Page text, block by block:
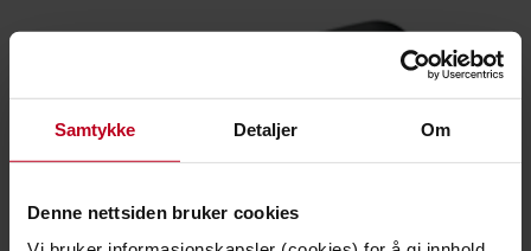
Samtykke Detaljer Om
Denne nettsiden bruker cookies